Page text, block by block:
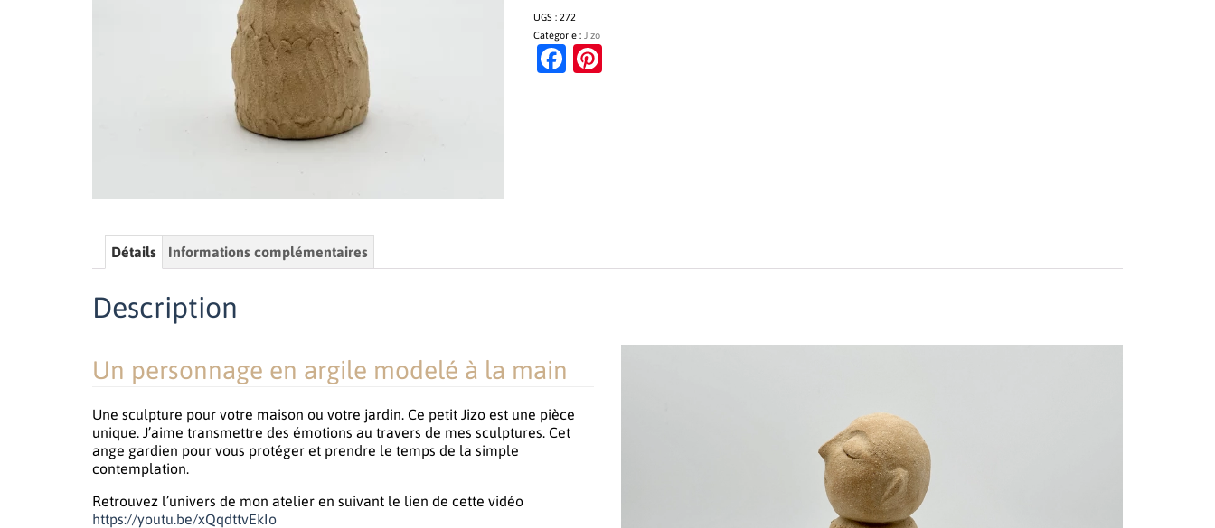
UGS : 272
Catégorie : Jizo
Facebook
Pinterest
Détails Informations complémentaires
Description
Un personnage en argile modelé à la main
Une sculpture pour votre maison ou votre jardin. Ce petit Jizo est une pièce
unique. J’aime transmettre des émotions au travers de mes sculptures. Cet
ange gardien pour vous protéger et prendre le temps de la simple
contemplation.
Retrouvez l’univers de mon atelier en suivant le lien de cette vidéo
https://youtu.be/xQqdttvEkIo